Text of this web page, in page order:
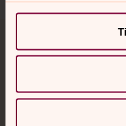
Jourhavande
Akut samtals- och
med en präst på